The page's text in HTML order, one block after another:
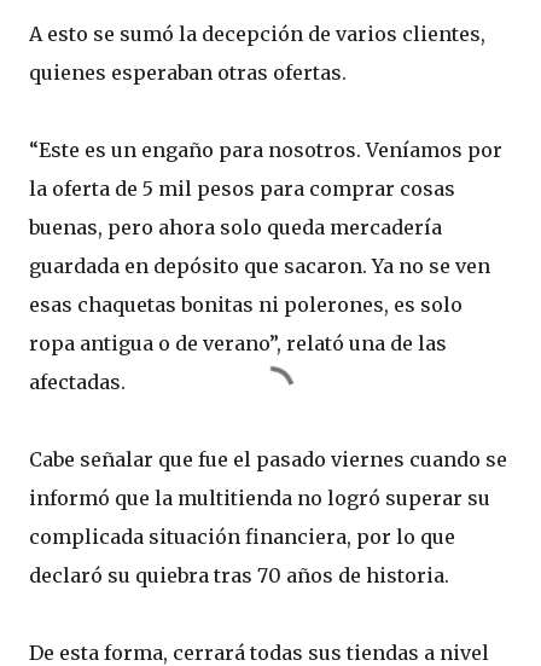
A esto se sumó la decepción de varios clientes,
quienes esperaban otras ofertas.
“Este es un engaño para nosotros. Veníamos por
la oferta de 5 mil pesos para comprar cosas
buenas, pero ahora solo queda mercadería
guardada en depósito que sacaron. Ya no se ven
esas chaquetas bonitas ni polerones, es solo
ropa antigua o de verano”, relató una de las
afectadas.
Cabe señalar que fue el pasado viernes cuando se
informó que la multitienda no logró superar su
complicada situación financiera, por lo que
declaró su quiebra tras 70 años de historia.
De esta forma, cerrará todas sus tiendas a nivel